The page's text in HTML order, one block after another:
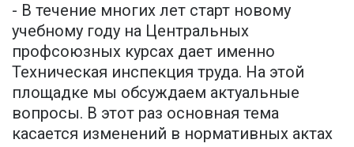
- В течение многих лет старт новому
учебному году на Центральных
профсоюзных курсах дает именно
Техническая инспекция труда. На этой
площадке мы обсуждаем актуальные
вопросы. В этот раз основная тема
касается изменений в нормативных актах